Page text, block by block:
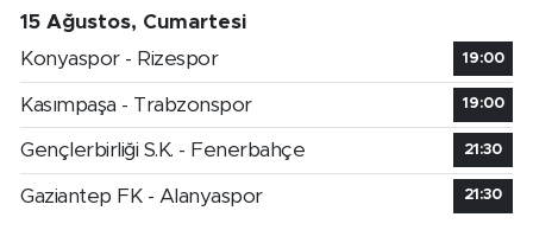
15 Ağustos, Cumartesi
Konyaspor - Rizespor
19:00
Kasımpaşa - Trabzonspor 19:00
Gençlerbirliği S.K. - Fenerbahçe 21:30
Gaziantep FK - Alanyaspor 21:30